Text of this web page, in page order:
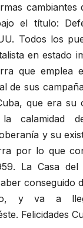
cambiantes
el título:
Todos los
en estado
que emplea
de sus
que era su
calamidad
y su
por lo que
La Casa
conseguido
y va a
Felicidades